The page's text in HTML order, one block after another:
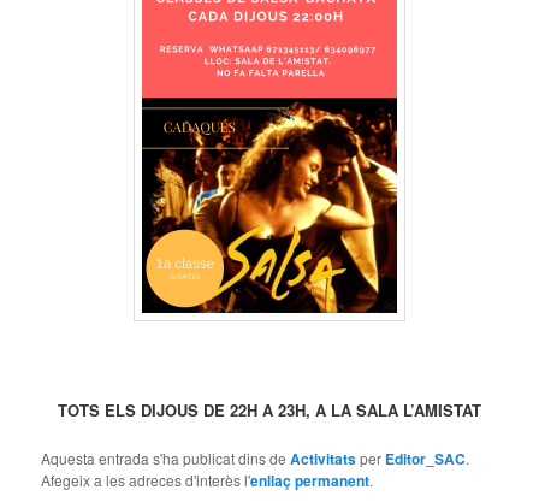
TOTS ELS DIJOUS DE 22H A 23H, A LA SALA L’AMISTAT
Aquesta entrada s'ha publicat dins deActivitatsper Editor_SAC.
Afegeix a les adreces d'interès l'enllaç permanent.